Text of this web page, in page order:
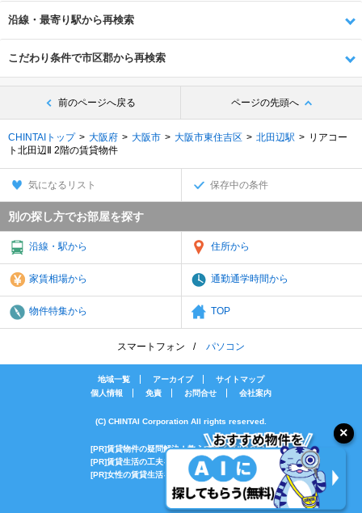
沿線・最寄り駅から再検索
こだわり条件で市区郡から再検索
前のページへ戻る ページの先頭へ
CHINTAIトップ 大阪府 大阪市 大阪市東住吉区 北田辺駅
リアコー
ト北田辺Ⅱ 2階の賃貸物件
気になるリスト 保存中の条件
別の探し方でお部屋を探す
沿線・駅から 住所から
家賃相場から 通勤通学時間から
物件特集から TOP
スマートフォン パソコン
地域一覧 アーカイブ
サイトマップ
個人情報
免責 お問合せ 会社案内
(C) CHINTAI Corporation All rights reserved.
[PR]賃貸物件の疑問解決！教えてエイブルAGENT
[PR]賃貸生活の工夫を紹介！CHINTAI情報局
[PR]女性の賃貸生活を応援！Woman.CHINTAI